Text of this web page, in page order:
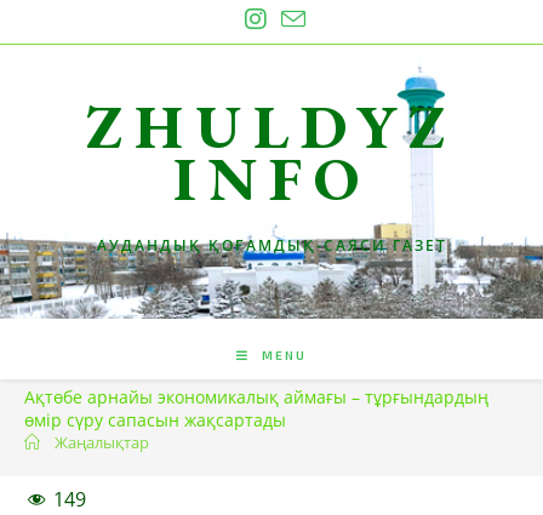
to
ZHULDYZ
INFO
АУДАНДЫҚ ҚОҒАМДЫҚ-САЯСИ ГАЗЕТ
MENU
Ақтөбе арнайы экономикалық аймағы – тұрғындардың
өмір сүру сапасын жақсартады
Жаңалықтар
149